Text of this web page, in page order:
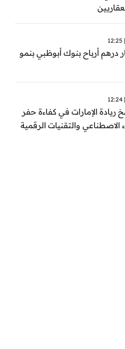
مليار درهم أرباح بنوك أبوظبي بنمو
ريادة الإمارات في كفاءة حفر
الاصطناعي والتقنيات الرقمية